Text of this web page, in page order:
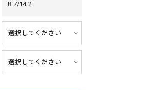
8.7/14.2